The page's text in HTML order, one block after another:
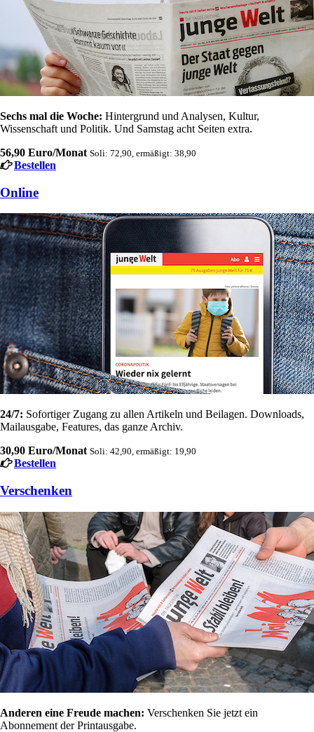
Sechs mal die Woche: Hintergrund und Analysen, Kultur,
Wissenschaft und Politik. Und Samstag acht Seiten extra.
56,90 Euro/Monat Soli: 72,90, ermäßigt: 38,90
Bestellen
Online
24/7: Sofortiger Zugang zu allen Artikeln und Beilagen. Downloads,
Mailausgabe, Features, das ganze Archiv.
30,90 Euro/Monat Soli: 42,90, ermäßigt: 19,90
Bestellen
Verschenken
Anderen eine Freude machen: Verschenken Sie jetzt ein
Abonnement der Printausgabe.